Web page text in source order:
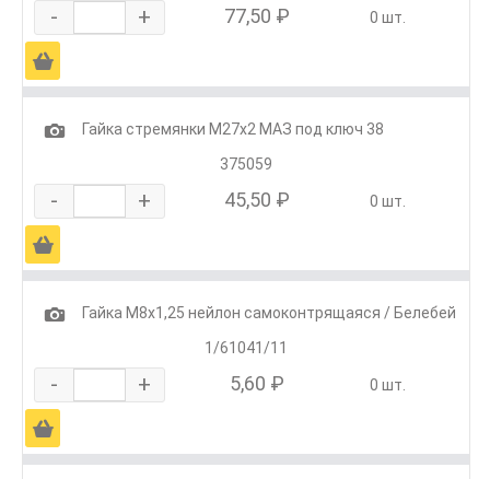
- + 77,50 ₽ 0 шт.
Ä
1
Гайка стремянки М27х2 МАЗ под ключ 38
375059
- + 45,50 ₽ 0 шт.
Ä
1
Гайка М8х1,25 нейлон самоконтрящаяся / Белебей
1/61041/11
- + 5,60 ₽ 0 шт.
Ä